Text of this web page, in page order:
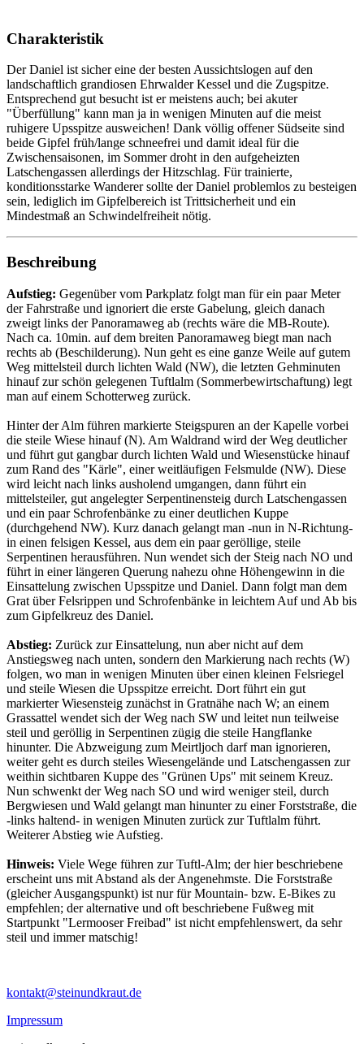
Charakteristik
Der Daniel ist sicher eine der besten Aussichtslogen auf den
landschaftlich grandiosen Ehrwalder Kessel und die Zugspitze.
Entsprechend gut besucht ist er meistens auch; bei akuter
"Überfüllung" kann man ja in wenigen Minuten auf die meist
ruhigere Upsspitze ausweichen! Dank völlig offener Südseite sind
beide Gipfel früh/lange schneefrei und damit ideal für die
Zwischensaisonen, im Sommer droht in den aufgeheizten
Latschengassen allerdings der Hitzschlag. Für trainierte,
konditionsstarke Wanderer sollte der Daniel problemlos zu besteigen
sein, lediglich im Gipfelbereich ist Trittsicherheit und ein
Mindestmaß an Schwindelfreiheit nötig.
Beschreibung
Aufstieg: Gegenüber vom Parkplatz folgt man für ein paar Meter
der Fahrstraße und ignoriert die erste Gabelung, gleich danach
zweigt links der Panoramaweg ab (rechts wäre die MB-Route).
Nach ca. 10min. auf dem breiten Panoramaweg biegt man nach
rechts ab (Beschilderung). Nun geht es eine ganze Weile auf gutem
Weg mittelsteil durch lichten Wald (NW), die letzten Gehminuten
hinauf zur schön gelegenen Tuftlalm (Sommerbewirtschaftung) legt
man auf einem Schotterweg zurück.
Hinter der Alm führen markierte Steigspuren an der Kapelle vorbei
die steile Wiese hinauf (N). Am Waldrand wird der Weg deutlicher
und führt gut gangbar durch lichten Wald und Wiesenstücke hinauf
zum Rand des "Kärle", einer weitläufigen Felsmulde (NW). Diese
wird leicht nach links ausholend umgangen, dann führt ein
mittelsteiler, gut angelegter Serpentinensteig durch Latschengassen
und ein paar Schrofenbänke zu einer deutlichen Kuppe
(durchgehend NW). Kurz danach gelangt man -nun in N-Richtung-
in einen felsigen Kessel, aus dem ein paar geröllige, steile
Serpentinen herausführen. Nun wendet sich der Steig nach NO und
führt in einer längeren Querung nahezu ohne Höhengewinn in die
Einsattelung zwischen Upsspitze und Daniel. Dann folgt man dem
Grat über Felsrippen und Schrofenbänke in leichtem Auf und Ab bis
zum Gipfelkreuz des Daniel.
Abstieg: Zurück zur Einsattelung, nun aber nicht auf dem
Anstiegsweg nach unten, sondern den Markierung nach rechts (W)
folgen, wo man in wenigen Minuten über einen kleinen Felsriegel
und steile Wiesen die Upsspitze erreicht. Dort führt ein gut
markierter Wiesensteig zunächst in Gratnähe nach W; an einem
Grassattel wendet sich der Weg nach SW und leitet nun teilweise
steil und geröllig in Serpentinen zügig die steile Hangflanke
hinunter. Die Abzweigung zum Meirtljoch darf man ignorieren,
weiter geht es durch steiles Wiesengelände und Latschengassen zur
weithin sichtbaren Kuppe des "Grünen Ups" mit seinem Kreuz.
Nun schwenkt der Weg nach SO und wird weniger steil, durch
Bergwiesen und Wald gelangt man hinunter zu einer Forststraße, die
-links haltend- in wenigen Minuten zurück zur Tuftlalm führt.
Weiterer Abstieg wie Aufstieg.
Hinweis: Viele Wege führen zur Tuftl-Alm; der hier beschriebene
erscheint uns mit Abstand als der Angenehmste. Die Forststraße
(gleicher Ausgangspunkt) ist nur für Mountain- bzw. E-Bikes zu
empfehlen; der alternative und oft beschriebene Fußweg mit
Startpunkt "Lermooser Freibad" ist nicht empfehlenswert, da sehr
steil und immer matschig!
kontakt@steinundkraut.de
Impressum